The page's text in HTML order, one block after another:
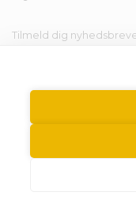
Tilmeld dig